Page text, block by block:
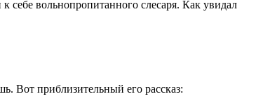
себе вольнопропитанного слесаря. Как увидал
Вот приблизительный его рассказ: